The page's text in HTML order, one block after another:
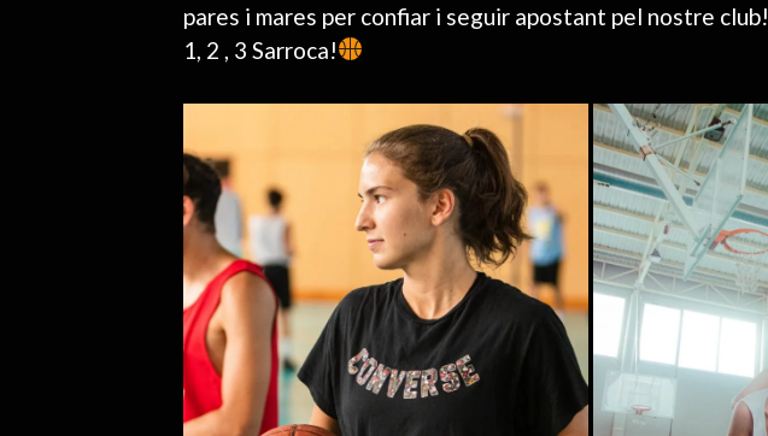
pares i mares per confiar i seguir apostant pel nostre club!
1, 2 , 3 Sarroca!